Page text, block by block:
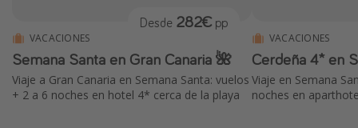
VACACIONES
Semana Santa en Gran Canaria 🌺
Viaje a Gran Canaria en Semana Santa: vuelos
+ 2 a 6 noches en hotel 4* cerca de la playa
Desde 282€ pp
VACACIONES
Cerdeña 4* en
Viaje en Semana
noches en